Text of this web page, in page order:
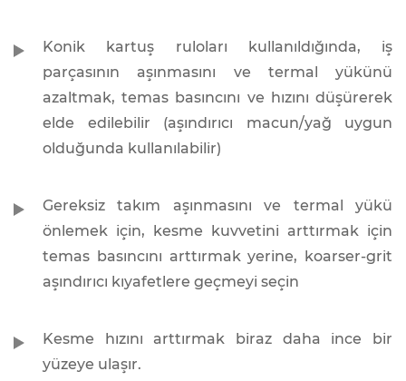
Konik kartuş ruloları kullanıldığında, iş
parçasının aşınmasını ve termal yükünü
azaltmak, temas basıncını ve hızını düşürerek
elde edilebilir (aşındırıcı macun/yağ uygun
olduğunda kullanılabilir)
Gereksiz takım aşınmasını ve termal yükü
önlemek için, kesme kuvvetini arttırmak için
temas basıncını arttırmak yerine, koarser-grit
aşındırıcı kıyafetlere geçmeyi seçin
Kesme hızını arttırmak biraz daha ince bir
yüzeye ulaşır.